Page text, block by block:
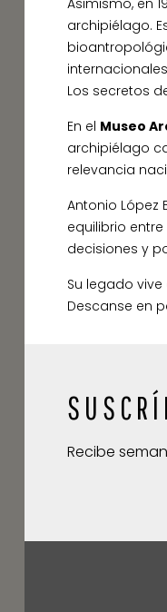
archipiélago.
Los secretos
En el Museo
archipiélago
relevancia
Antonio
equilibrio
decisiones y
Su legado
Descanse en
Recibe